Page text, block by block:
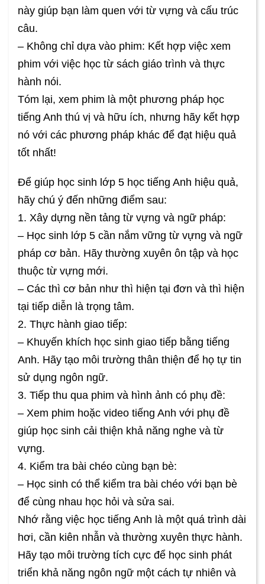
này giúp bạn làm quen với từ vựng và cấu trúc
câu.
– Không chỉ dựa vào phim: Kết hợp việc xem
phim với việc học từ sách giáo trình và thực
hành nói.
Tóm lại, xem phim là một phương pháp học
tiếng Anh thú vị và hữu ích, nhưng hãy kết hợp
nó với các phương pháp khác để đạt hiệu quả
tốt nhất!
Để giúp học sinh lớp 5 học tiếng Anh hiệu quả,
hãy chú ý đến những điểm sau:
1. Xây dựng nền tảng từ vựng và ngữ pháp:
– Học sinh lớp 5 cần nắm vững từ vựng và ngữ
pháp cơ bản. Hãy thường xuyên ôn tập và học
thuộc từ vựng mới.
– Các thì cơ bản như thì hiện tại đơn và thì hiện
tại tiếp diễn là trọng tâm.
2. Thực hành giao tiếp:
– Khuyến khích học sinh giao tiếp bằng tiếng
Anh. Hãy tạo môi trường thân thiện để họ tự tin
sử dụng ngôn ngữ.
3. Tiếp thu qua phim và hình ảnh có phụ đề:
– Xem phim hoặc video tiếng Anh với phụ đề
giúp học sinh cải thiện khả năng nghe và từ
vựng.
4. Kiểm tra bài chéo cùng bạn bè:
– Học sinh có thể kiểm tra bài chéo với bạn bè
để cùng nhau học hỏi và sửa sai.
Nhớ rằng việc học tiếng Anh là một quá trình dài
hơi, cần kiên nhẫn và thường xuyên thực hành.
Hãy tạo môi trường tích cực để học sinh phát
triển khả năng ngôn ngữ một cách tự nhiên và